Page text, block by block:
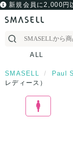
新規会員に2,000円
ALL
SMASELL Paul
レディース）